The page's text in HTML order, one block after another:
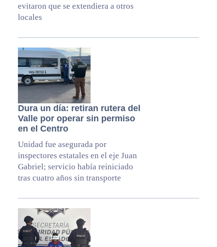
evitaron que se extendiera a otros
locales
Dura un día: retiran rutera del
Valle por operar sin permiso
en el Centro
Unidad fue asegurada por
inspectores estatales en el eje Juan
Gabriel; servicio había reiniciado
tras cuatro años sin transporte